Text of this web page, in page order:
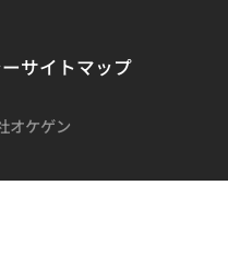
サイトマップ
オケゲン